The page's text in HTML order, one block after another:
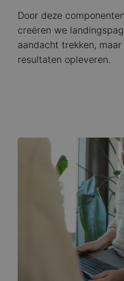
Door deze
creëren we
aandacht trekken,
resultaten opleveren.